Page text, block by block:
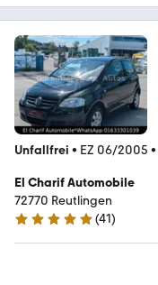
Unfallfrei • EZ 06/2005 •
El Charif Automobile
72770 Reutlingen
5 Sterne
(41)